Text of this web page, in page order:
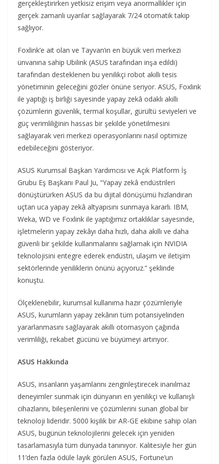
gerçekleştirirken yetkisiz erişim veya anormallikler için
gerçek zamanlı uyarılar sağlayarak 7/24 otomatik takip
sağlıyor.
Foxlink’e ait olan ve Tayvan’ın en büyük veri merkezi
ünvanına sahip Ubilink (ASUS tarafından inşa edildi)
tarafından desteklenen bu yenilikçi robot akıllı tesis
yönetiminin geleceğini gözler önüne seriyor. ASUS, Foxlink
ile yaptığı iş birliği sayesinde yapay zekâ odaklı akıllı
çözümlerin güvenlik, termal koşullar, gürültü seviyeleri ve
güç verimliliğinin hassas bir şekilde yönetilmesini
sağlayarak veri merkezi operasyonlarını nasıl optimize
edebileceğini gösteriyor.
ASUS Kurumsal Başkan Yardımcısı ve Açık Platform İş
Grubu Eş Başkanı Paul Ju, “Yapay zekâ endüstrileri
dönüştürürken ASUS da bu dijital dönüşümü hızlandıran
uçtan uca yapay zekâ altyapısını sunmaya kararlı. IBM,
Weka, WD ve Foxlink ile yaptığımız ortaklıklar sayesinde,
işletmelerin yapay zekâyı daha hızlı, daha akıllı ve daha
güvenli bir şekilde kullanmalarını sağlamak için NVIDIA
teknolojisini entegre ederek endüstri, ulaşım ve iletişim
sektörlerinde yeniliklerin önünü açıyoruz.” şeklinde
konuştu.
Ölçeklenebilir, kurumsal kullanıma hazır çözümleriyle
ASUS, kurumların yapay zekânın tüm potansiyelinden
yararlanmasını sağlayarak akıllı otomasyon çağında
verimliliği, rekabet gücünü ve büyümeyi artırıyor.
ASUS Hakkında
ASUS, insanların yaşamlarını zenginleştirecek inanılmaz
deneyimler sunmak için dünyanın en yenilikçi ve kullanışlı
cihazlarını, bileşenlerini ve çözümlerini sunan global bir
teknoloji lideridir. 5000 kişilik bir AR-GE ekibine sahip olan
ASUS, bugünün teknolojilerini gelecek için yeniden
tasarlamasıyla tüm dünyada tanınıyor. Kalitesiyle her gün
11’den fazla ödüle layık görülen ASUS, Fortune’un